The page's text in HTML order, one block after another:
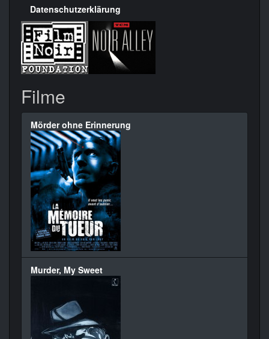
Datenschutzerklärung
Filme
Mörder ohne Erinnerung
Murder, My Sweet